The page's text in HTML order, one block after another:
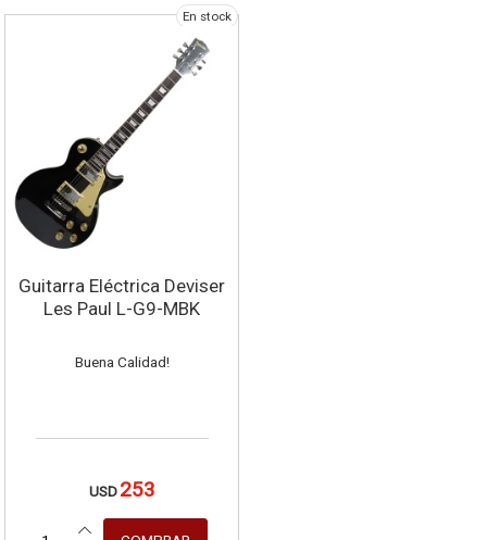
En stock
Guitarra Eléctrica Deviser
Les Paul L-G9-MBK
Buena Calidad!
USD 253